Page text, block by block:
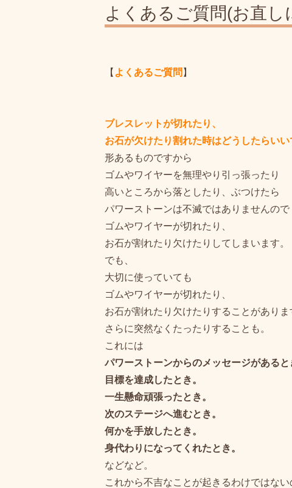
よくあるご質問(お直し
【 よくあるご質問 】
ブレスレットが切れたり、
お石が欠けたり割れた時はどうしたらいい
形あるものですから
ゴムやワイヤーを無理やり引っ張ったり
高いところから落としたり、ぶつけたら
パワーストーンは不滅ではありませんので
ゴムやワイヤーが切れたり、
お石が割れたり欠けたりしてしまいます。
でも、
大切に使っていても
ゴムやワイヤーが切れたり、
お石が割れたり欠けたりすることがありま
さらに突然なくたったりすることも。
これには
パワーストーンからのメッセージがあると
目標を達成したとき。
一生懸命頑張ったとき。
次のステージへ進むとき。
何かを手放したとき。
身代わりになってくれたとき。
などなど。
これから不吉なことが起きるわけではな